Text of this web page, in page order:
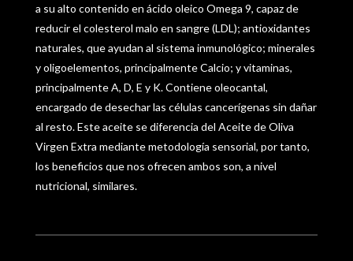
a su alto contenido en ácido oleico Omega 9, capaz de
reducir el colesterol malo en sangre (LDL); antioxidantes
naturales, que ayudan al sistema inmunológico; minerales
y oligoelementos, principalmente Calcio; y vitaminas,
principalmente A, D, E y K. Contiene oleocantal,
encargado de desechar las células cancerígenas sin dañar
al resto. Este aceite se diferencia del Aceite de Oliva
Virgen Extra mediante metodología sensorial, por tanto,
los beneficios que nos ofrecen ambos son, a nivel
nutricional, similares.